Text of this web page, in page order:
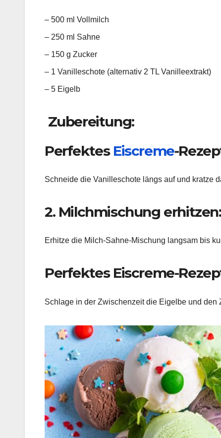
– 500 ml Vollmilch
– 250 ml Sahne
– 150 g Zucker
– 1 Vanilleschote (alternativ 2 TL Vanilleextrakt)
– 5 Eigelb
Zubereitung:
Perfektes Eiscreme-
Schneide die Vanilleschote längs auf und kratze
2. Milchmischung erhitzen:
Erhitze die Milch-Sahne-Mischung langsam bis
Perfektes Eiscreme-
Schlage in der Zwischenzeit die Eigelbe und